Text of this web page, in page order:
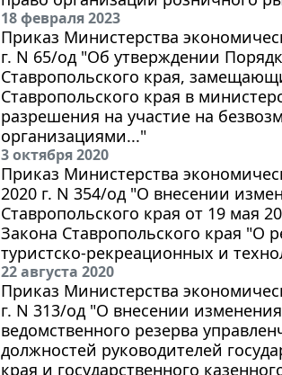
18 февраля 2023
Приказ Министерства
г. N 65/од "Об утверждении
Ставропольского края,
Ставропольского края в
разрешения на участие на
организациями..."
3 октября 2020
Приказ Министерства
2020 г. N 354/од "О внесении
Ставропольского края от 19 мая
Закона Ставропольского края "О
туристско-рекреационных и
22 августа 2020
Приказ Министерства
г. N 313/од "О внесении
ведомственного резерва
должностей руководителей
края и государственного